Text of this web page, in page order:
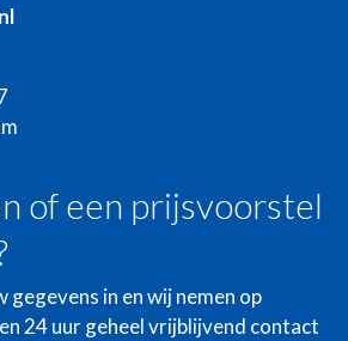
of een prijsvoorstel
gegevens in en wij nemen op
24 uur geheel vrijblijvend contact